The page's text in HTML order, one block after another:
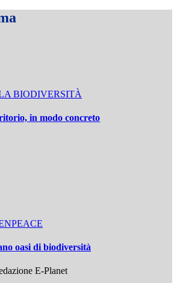
BIODIVERSITÀ
in modo concreto
oasi di biodiversità
E-Planet